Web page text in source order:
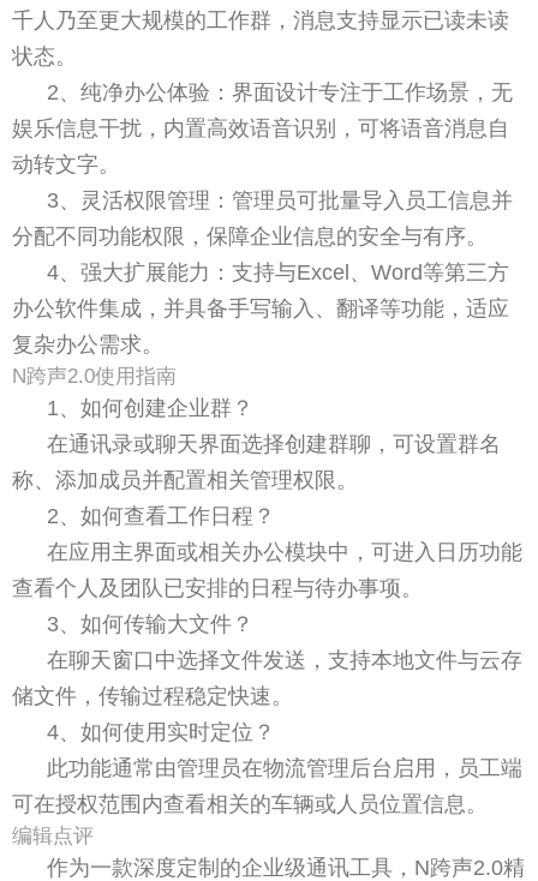
千人乃至更大规模的工作群，消息支持显示已读未读
状态。
2、纯净办公体验：界面设计专注于工作场景，无
娱乐信息干扰，内置高效语音识别，可将语音消息自
动转文字。
3、灵活权限管理：管理员可批量导入员工信息并
分配不同功能权限，保障企业信息的安全与有序。
4、强大扩展能力：支持与Excel、Word等第三方
办公软件集成，并具备手写输入、翻译等功能，适应
复杂办公需求。
N跨声2.0使用指南
1、如何创建企业群？
在通讯录或聊天界面选择创建群聊，可设置群名
称、添加成员并配置相关管理权限。
2、如何查看工作日程？
在应用主界面或相关办公模块中，可进入日历功能
查看个人及团队已安排的日程与待办事项。
3、如何传输大文件？
在聊天窗口中选择文件发送，支持本地文件与云存
储文件，传输过程稳定快速。
4、如何使用实时定位？
此功能通常由管理员在物流管理后台启用，员工端
可在授权范围内查看相关的车辆或人员位置信息。
编辑点评
作为一款深度定制的企业级通讯工具，N跨声2.0精